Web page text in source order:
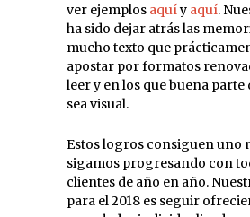
ver ejemplos aquíy aquí.
ha sido dejar atrás las
mucho texto que
apostar por formatos
leer y en los que buena
sea visual.
Estos logros consiguen uno
sigamos progresando con
clientes de año en año.
para el 2018 es seguir